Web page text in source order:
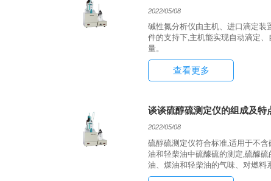
2022/05/08
碱性氮分析仪由主机、进口滴定装
件的支持下,主机能实现自动滴定
量。
查看更多
谈谈硫醇硫测定仪的组成及特
2022/05/08
硫醇硫测定仪符合标准,适用于不
油和轻柴油中硫醵硫的测定,硫醵
油、煤油和轻柴油的气味、对燃料
系统的蚀具有重要意义。